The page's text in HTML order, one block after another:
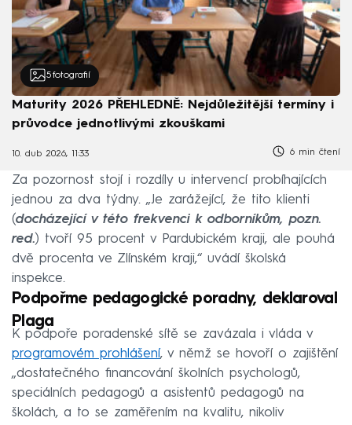
5 fotografií
Maturity 2026 PŘEHLEDNĚ: Nejdůležitější termíny i
průvodce jednotlivými zkouškami
10. dub 2026, 11:33 6 min čtení
Za pozornost stojí i rozdíly u intervencí probíhajících
jednou za dva týdny. „Je zarážející, že tito klienti
(docházející v této frekvenci k odborníkům, pozn.
red.) tvoří 95 procent v Pardubickém kraji, ale pouhá
dvě procenta ve Zlínském kraji,“ uvádí školská
inspekce.
Podpořme pedagogické poradny, deklaroval
Plaga
K podpoře poradenské sítě se zavázala i vláda v
programovém prohlášení, v němž se hovoří o zajištění
„dostatečného financování školních psychologů,
speciálních pedagogů a asistentů pedagogů na
školách, a to se zaměřením na kvalitu, nikoliv